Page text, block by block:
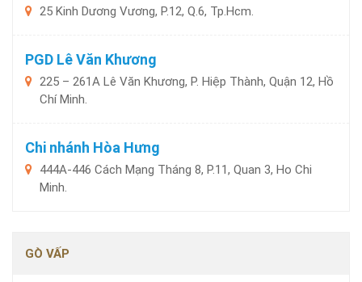
25 Kinh Dương Vương, P.12, Q.6, Tp.Hcm.
PGD Lê Văn Khương
225 – 261A Lê Văn Khương, P. Hiệp Thành, Quận 12, Hồ
Chí Minh.
Chi nhánh Hòa Hưng
444A-446 Cách Mạng Tháng 8, P.11, Quan 3, Ho Chi
Minh.
GÒ VẤP